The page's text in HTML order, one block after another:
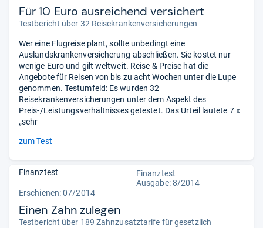
Für 10 Euro ausreichend versichert
Testbericht über 32 Reisekrankenversicherungen
Wer eine Flugreise plant, sollte unbedingt eine
Auslandskrankenversicherung abschließen. Sie kostet nur
wenige Euro und gilt weltweit. Reise & Preise hat die
Angebote für Reisen von bis zu acht Wochen unter die Lupe
genommen. Testumfeld: Es wurden 32
Reisekrankenversicherungen unter dem Aspekt des
Preis-/Leistungsverhältnisses getestet. Das Urteil lautete 7 x
„sehr
zum Test
Finanztest
Finanztest
Ausgabe: 8/2014
Erschienen: 07/2014
Einen Zahn zulegen
Testbericht über 189 Zahnzusatztarife für gesetzlich